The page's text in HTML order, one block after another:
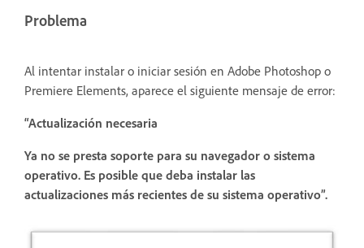
Problema
Al intentar instalar o iniciar sesión en Adobe Photoshop o
Premiere Elements, aparece el siguiente mensaje de error:
“Actualización necesaria
Ya no se presta soporte para su navegador o sistema
operativo. Es posible que deba instalar las
actualizaciones más recientes de su sistema operativo”.